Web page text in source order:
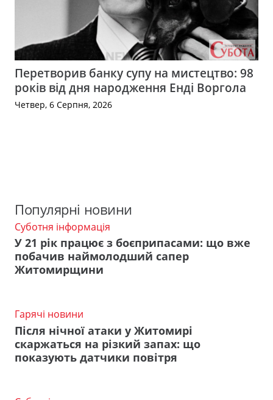
Перетворив банку супу на мистецтво: 98
років від дня народження Енді Воргола
Четвер, 6 Серпня, 2026
Популярні новини
Суботня інформація
У 21 рік працює з боєприпасами: що вже
побачив наймолодший сапер
Житомирщини
Гарячі новини
Після нічної атаки у Житомирі
скаржаться на різкий запах: що
показують датчики повітря